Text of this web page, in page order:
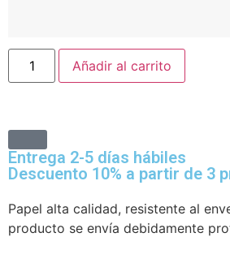
Añadir al carrito
Entrega 2-5 días hábiles
Descuento 10% a partir de 3
Papel alta calidad, resistente al
producto se envía debidamente